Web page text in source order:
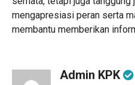
mengapresiasi peran serta
membantu memberikan
Admin KPK